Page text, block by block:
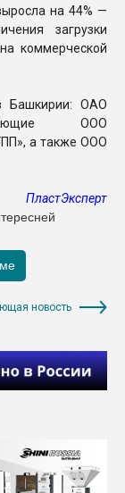
на 44% —
загрузки
коммерческой
Башкирии: ОАО
ООО
а также ООО
ПластЭксперт
новость